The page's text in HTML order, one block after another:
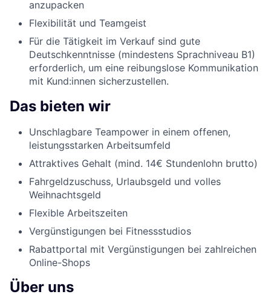
anzupacken
Flexibilität und Teamgeist
Für die Tätigkeit im Verkauf sind gute
Deutschkenntnisse (mindestens Sprachniveau B1)
erforderlich, um eine reibungslose Kommunikation
mit Kund:innen sicherzustellen.
Das bieten wir
Unschlagbare Teampower in einem offenen,
leistungsstarken Arbeitsumfeld
Attraktives Gehalt (mind. 14€ Stundenlohn brutto)
Fahrgeldzuschuss, Urlaubsgeld und volles
Weihnachtsgeld
Flexible Arbeitszeiten
Vergünstigungen bei Fitnessstudios
Rabattportal mit Vergünstigungen bei zahlreichen
Online-Shops
Über uns